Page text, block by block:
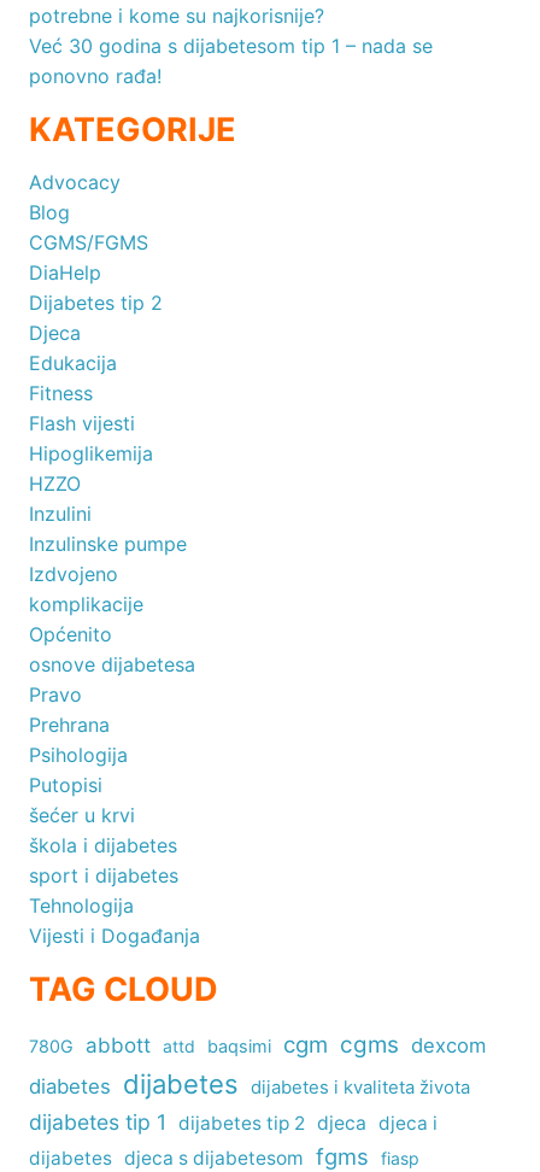
potrebne i kome su najkorisnije?
Već 30 godina s dijabetesom tip 1 – nada se
ponovno rađa!
KATEGORIJE
Advocacy
Blog
CGMS/FGMS
DiaHelp
Dijabetes tip 2
Djeca
Edukacija
Fitness
Flash vijesti
Hipoglikemija
HZZO
Inzulini
Inzulinske pumpe
Izdvojeno
komplikacije
Općenito
osnove dijabetesa
Pravo
Prehrana
Psihologija
Putopisi
šećer u krvi
škola i dijabetes
sport i dijabetes
Tehnologija
Vijesti i Događanja
TAG CLOUD
780G abbott attd baqsimi cgm cgms dexcom
diabetes dijabetes dijabetes i kvaliteta života
dijabetes tip 1 dijabetes tip 2 djeca djeca i
dijabetes djeca s dijabetesom fgms fiasp